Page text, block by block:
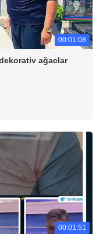
00:01:08
ağaclar
00:01:51